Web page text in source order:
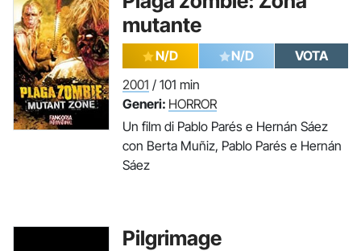
mutante
N/D N/D
VOTA
2001 / 101 min
Generi: HORROR
Un film di Pablo Parés e Hernán Sáez
con Berta Muñiz, Pablo Parés e Hernán
Sáez
Pilgrimage